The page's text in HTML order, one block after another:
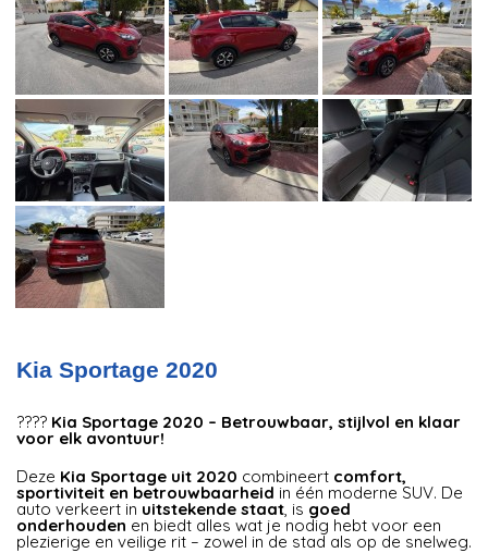
Kia Sportage 2020
???? Kia Sportage 2020 – Betrouwbaar, stijlvol en klaar
voor elk avontuur!
Deze Kia Sportage uit 2020 combineert comfort,
sportiviteit en betrouwbaarheid in één moderne SUV. De
auto verkeert in uitstekende staat , is goed
onderhouden en biedt alles wat je nodig hebt voor een
plezierige en veilige rit – zowel in de stad als op de snelweg.